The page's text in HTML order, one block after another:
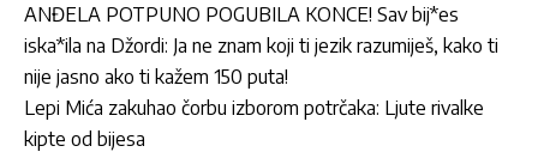
ANĐELA POTPUNO POGUBILA KONCE! Sav bij*es
iska*ila na Džordi: Ja ne znam koji ti jezik razumiješ, kako ti
nije jasno ako ti kažem 150 puta!
Lepi Mića zakuhao čorbu izborom potrčaka: Ljute rivalke
kipte od bijesa